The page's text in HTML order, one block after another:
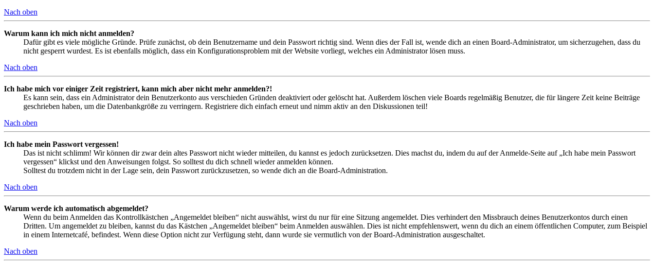
Nach oben
Warum kann ich mich nicht anmelden?
Dafür gibt es viele mögliche Gründe. Prüfe zunächst, ob dein Benutzername und dein Passwort richtig sind. Wenn dies der Fall ist, wende dich an einen Board-Administrator, um sicherzugehen, dass du
nicht gesperrt wurdest. Es ist ebenfalls möglich, dass ein Konfigurationsproblem mit der Website vorliegt, welches ein Administrator lösen muss.
Nach oben
Ich habe mich vor einiger Zeit registriert, kann mich aber nicht mehr anmelden?!
Es kann sein, dass ein Administrator dein Benutzerkonto aus verschieden Gründen deaktiviert oder gelöscht hat. Außerdem löschen viele Boards regelmäßig Benutzer, die für längere Zeit keine Beiträge
geschrieben haben, um die Datenbankgröße zu verringern. Registriere dich einfach erneut und nimm aktiv an den Diskussionen teil!
Nach oben
Ich habe mein Passwort vergessen!
Das ist nicht schlimm! Wir können dir zwar dein altes Passwort nicht wieder mitteilen, du kannst es jedoch zurücksetzen. Dies machst du, indem du auf der Anmelde-Seite auf „Ich habe mein Passwort
vergessen“ klickst und den Anweisungen folgst. So solltest du dich schnell wieder anmelden können.
Solltest du trotzdem nicht in der Lage sein, dein Passwort zurückzusetzen, so wende dich an die Board-Administration.
Nach oben
Warum werde ich automatisch abgemeldet?
Wenn du beim Anmelden das Kontrollkästchen „Angemeldet bleiben“ nicht auswählst, wirst du nur für eine Sitzung angemeldet. Dies verhindert den Missbrauch deines Benutzerkontos durch einen
Dritten. Um angemeldet zu bleiben, kannst du das Kästchen „Angemeldet bleiben“ beim Anmelden auswählen. Dies ist nicht empfehlenswert, wenn du dich an einem öffentlichen Computer, zum Beispiel
in einem Internetcafé, befindest. Wenn diese Option nicht zur Verfügung steht, dann wurde sie vermutlich von der Board-Administration ausgeschaltet.
Nach oben